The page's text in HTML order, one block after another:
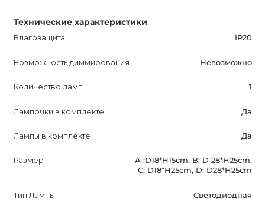
Технические характеристики
Влагозащита IP20
Возможность диммирования Невозможно
Количество ламп 1
Лампочки в комплекте Да
Лампы в комплекте Да
Размер
A :D18*H15cm, B: D 28*H25cm,
C: D18*H25cm, D: D28*H25cm
Тип Лампы Светодиодная